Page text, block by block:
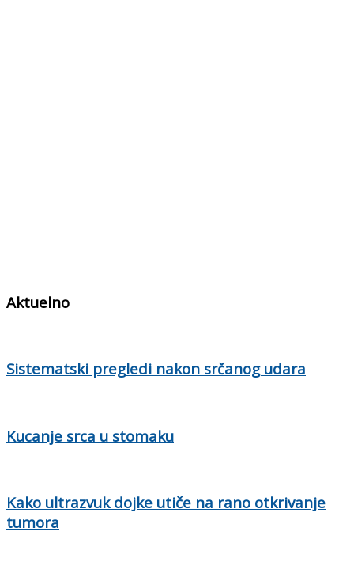
Aktuelno
Sistematski pregledi nakon srčanog udara
Kucanje srca u stomaku
Kako ultrazvuk dojke utiče na rano otkrivanje
tumora